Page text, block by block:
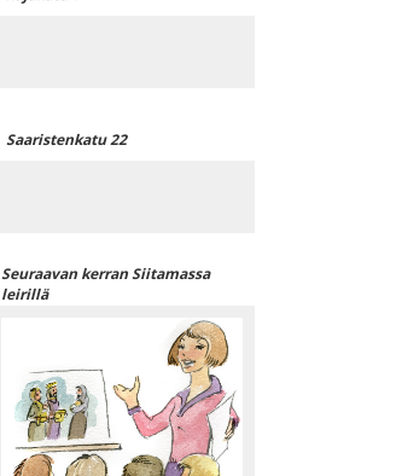
Saaristenkatu 22
Seuraavan kerran Siitamassa
leirillä